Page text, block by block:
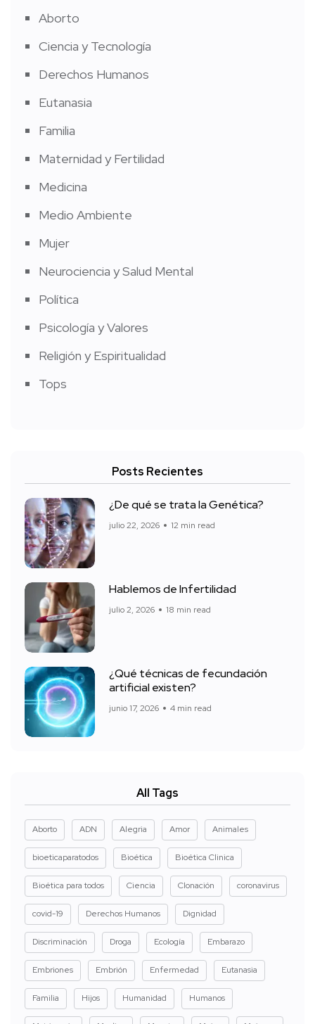
Aborto
Ciencia y Tecnología
Derechos Humanos
Eutanasia
Familia
Maternidad y Fertilidad
Medicina
Medio Ambiente
Mujer
Neurociencia y Salud Mental
Política
Psicología y Valores
Religión y Espiritualidad
Tops
Posts Recientes
¿De qué se trata la Genética?
julio 22, 2026 12 min read
Hablemos de Infertilidad
julio 2, 2026 18 min read
¿Qué técnicas de fecundación
artificial existen?
junio 17, 2026 4 min read
All Tags
Aborto ADN Alegria Amor Animales
bioeticaparatodos Bioética Bioética Clinica
Bioética para todos Ciencia Clonación coronavirus
covid-19 Derechos Humanos Dignidad
Discriminación Droga Ecología Embarazo
Embriones Embrión Enfermedad Eutanasia
Familia Hijos Humanidad Humanos